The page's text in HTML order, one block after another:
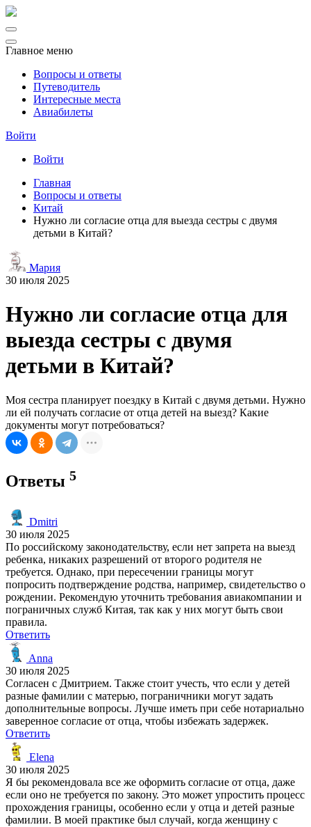
Главное меню
Вопросы и ответы
Путеводитель
Интересные места
Авиабилеты
Войти
Войти
Главная
Вопросы и ответы
Китай
Нужно ли согласие отца для выезда сестры с двумя
детьми в Китай?
Мария
30 июля 2025
Нужно ли согласие отца для
выезда сестры с двумя
детьми в Китай?
Моя сестра планирует поездку в Китай с двумя детьми. Нужно
ли ей получать согласие от отца детей на выезд? Какие
документы могут потребоваться?
Ответы 5
Dmitri
30 июля 2025
По российскому законодательству, если нет запрета на выезд
ребенка, никаких разрешений от второго родителя не
требуется. Однако, при пересечении границы могут
попросить подтверждение родства, например, свидетельство о
рождении. Рекомендую уточнить требования авиакомпании и
пограничных служб Китая, так как у них могут быть свои
правила.
Ответить
Anna
30 июля 2025
Согласен с Дмитрием. Также стоит учесть, что если у детей
разные фамилии с матерью, пограничники могут задать
дополнительные вопросы. Лучше иметь при себе нотариально
заверенное согласие от отца, чтобы избежать задержек.
Ответить
Elena
30 июля 2025
Я бы рекомендовала все же оформить согласие от отца, даже
если оно не требуется по закону. Это может упростить процесс
прохождения границы, особенно если у отца и детей разные
фамилии. В моей практике был случай, когда женщину с